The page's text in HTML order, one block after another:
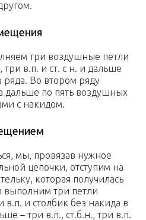
три воздушные петли
три в.п. и ст. с н. и дальше
Во втором ряду
дальше по пять воздушных
с накидом.
мы, провязав нужное
цепочки, отступим на
которая получилась
выполним три петли
в.п. и столбик без накида в
– три в.п., ст.б.н., три в.п.